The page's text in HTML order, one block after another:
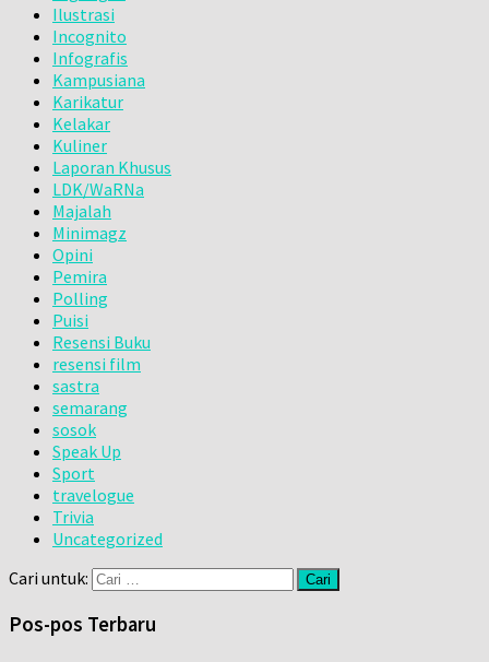
Ilustrasi
Incognito
Infografis
Kampusiana
Karikatur
Kelakar
Kuliner
Laporan Khusus
LDK/WaRNa
Majalah
Minimagz
Opini
Pemira
Polling
Puisi
Resensi Buku
resensi film
sastra
semarang
sosok
Speak Up
Sport
travelogue
Trivia
Uncategorized
Cari untuk:
Pos-pos Terbaru